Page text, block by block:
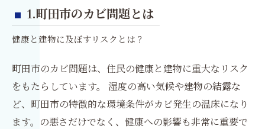
1.町田市のカビ問題とは
健康と建物に及ぼすリスクとは？
町田市のカビ問題は、住民の健康と建物に重大なリスク
をもたらしています。 湿度の高い気候や建物の結露な
ど、町田市の特徴的な環境条件がカビ発生の温床になり
ます。の悪さだけでなく、健康への影響も非常に重要で